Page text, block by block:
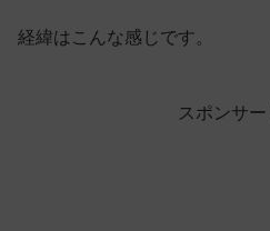
経緯はこんな感じです。
スポンサー